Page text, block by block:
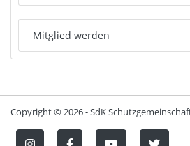
Mitglied werden
Copyright ©2026 - SdK